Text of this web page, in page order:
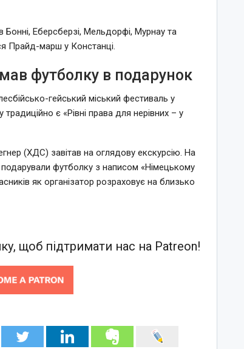
Бонні, Еберсберзі, Мельдорфі, Мурнау та
Прайд-марш у Констанці.
футболку в подарунок
гейський міський фестиваль у
є «Рівні права для нерівних – у
(ХДС) завітав на оглядову екскурсію. На
подарували футболку з написом «Німецькому
як організатор розраховує на близько
щоб підтримати нас на Patreon!